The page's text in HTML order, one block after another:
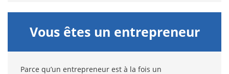
Vous êtes un entrepreneur
Parce qu’un entrepreneur est à la fois un